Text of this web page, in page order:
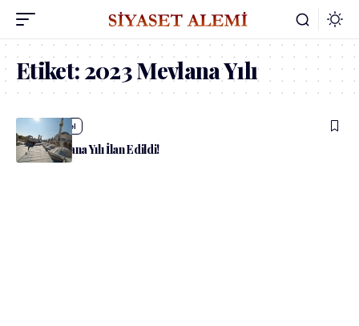
Etiket:2023 Mevlana Yılı
Güncel
2023 Mevlana Yılı İlan Edildi!